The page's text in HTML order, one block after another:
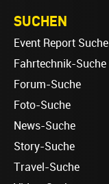
SUCHEN
Event Report Suche
Fahrtechnik-Suche
Forum-Suche
Foto-Suche
News-Suche
Story-Suche
Travel-Suche